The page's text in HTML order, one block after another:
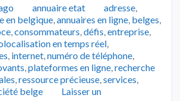
Catégories
annuaire etat Tags
adresse,
en belgique,annuaires en ligne, belges,
,consommateurs,défis,entreprise,
en temps réel,
, internet,numéro de téléphone,
,plateformes en ligne,recherche
,ressource précieuse,services,
belge
Laisser un